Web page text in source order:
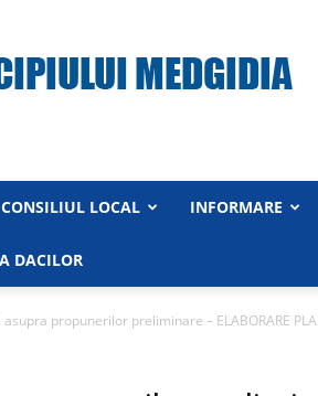
CONSILIUL LOCAL INFORMARE
DACILOR
propunerilor preliminare – ELABORARE